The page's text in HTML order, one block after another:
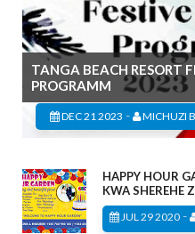
TANGA BEACH RESORT
PROGRAMM
DEC 21 2023 - MICHUZI
HAPPY HOUR
KWA SHEREHE
JUL 29 2020 -